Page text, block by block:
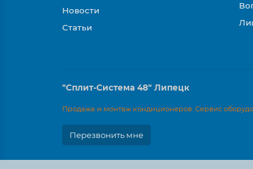
Новости
Статьи
"Сплит-Система 48" Липецк
Продажа и монтаж кондиционеров. Сервис
Перезвонить мне